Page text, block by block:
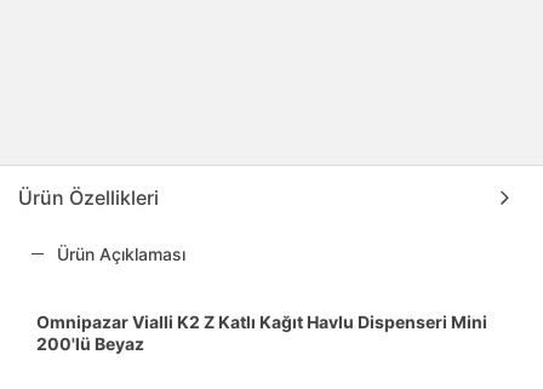
Ürün Özellikleri
Ürün Açıklaması
Omnipazar Vialli K2 Z Katlı Kağıt Havlu Dispenseri Mini
200'lü Beyaz